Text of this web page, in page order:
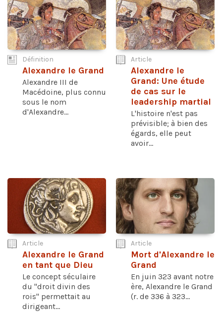
Définition
Alexandre le Grand
Alexandre III de
Macédoine, plus connu
sous le nom
d'Alexandre...
Article
Alexandre le
Grand: Une étude
de cas sur le
leadership martial
L'histoire n'est pas
prévisible; à bien des
égards, elle peut
avoir...
Article
Alexandre le Grand
en tant que Dieu
Le concept séculaire
du "droit divin des
rois" permettait au
dirigeant...
Article
Mort d'Alexandre le
Grand
En juin 323 avant notre
ère, Alexandre le Grand
(r. de 336 à 323...